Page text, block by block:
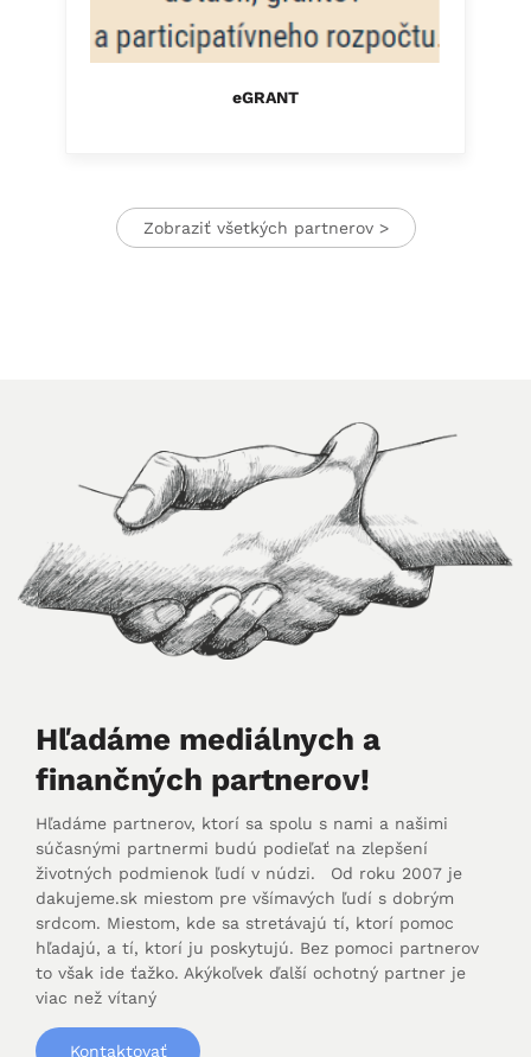
eGRANT
Zobraziť všetkých partnerov >
Hľadáme mediálnych a
finančných partnerov!
Hľadáme partnerov, ktorí sa spolu s nami a našimi
súčasnými partnermi budú podieľať na zlepšení
životných podmienok ľudí v núdzi. Od roku 2007 je
dakujeme.sk miestom pre všímavých ľudí s dobrým
srdcom. Miestom, kde sa stretávajú tí, ktorí pomoc
hľadajú, a tí, ktorí ju poskytujú. Bez pomoci partnerov
to však ide ťažko. Akýkoľvek ďalší ochotný partner je
viac než vítaný
Kontaktovať